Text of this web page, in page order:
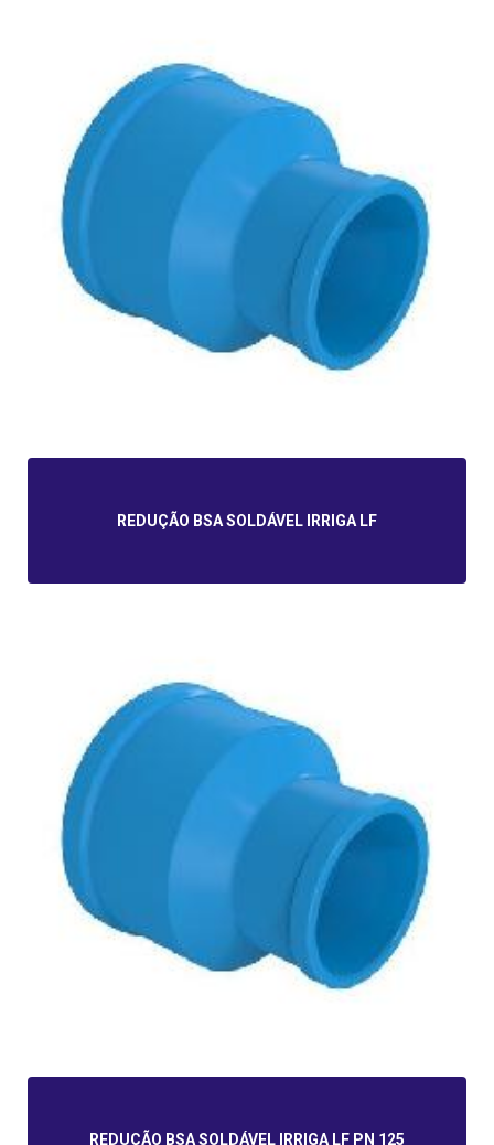
REDUÇÃO BSA SOLDÁVEL IRRIGA LF
REDUÇÃO BSA SOLDÁVEL IRRIGA LF PN 125